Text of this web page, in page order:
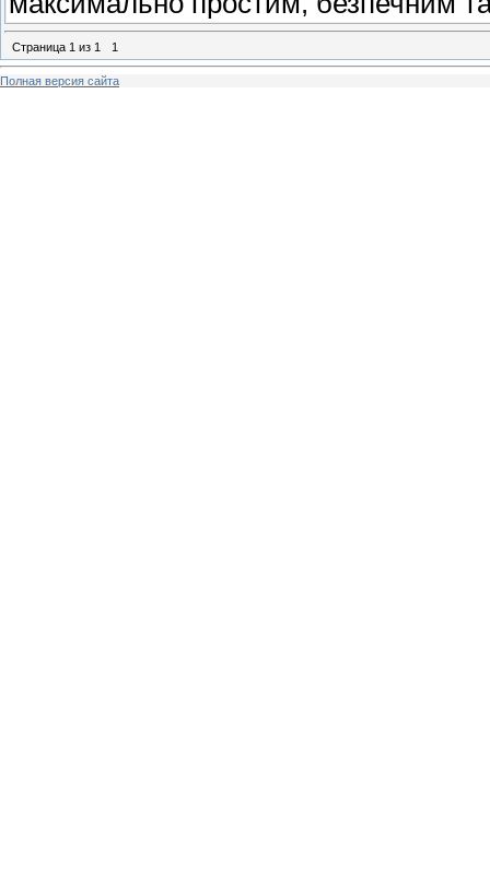
Страница 1 из 1 1
Полная версия сайта